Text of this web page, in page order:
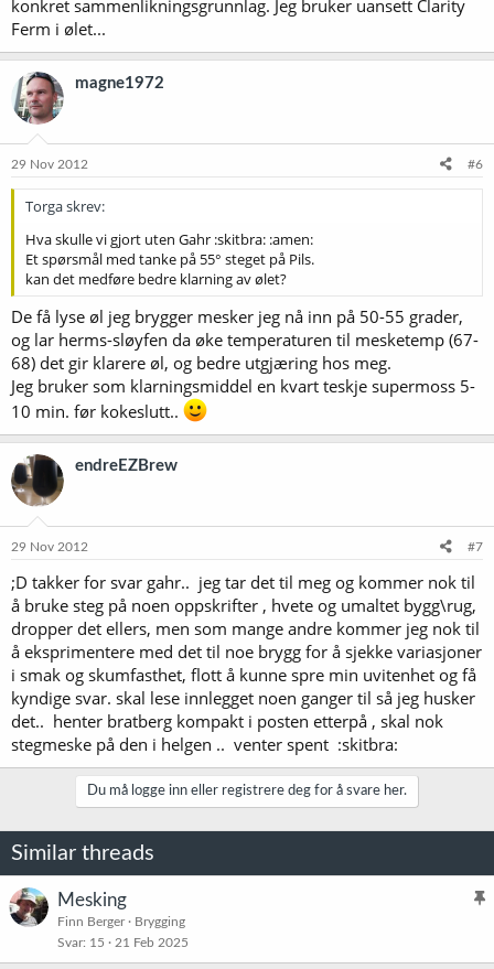
konkret sammenlikningsgrunnlag. Jeg bruker uansett Clarity
Ferm i ølet...
magne1972
29 Nov 2012 #6
Torga skrev:
Hva skulle vi gjort uten Gahr :skitbra: :amen:
Et spørsmål med tanke på 55° steget på Pils.
kan det medføre bedre klarning av ølet?
De få lyse øl jeg brygger mesker jeg nå inn på 50-55 grader,
og lar herms-sløyfen da øke temperaturen til mesketemp (67-
68) det gir klarere øl, og bedre utgjæring hos meg.
Jeg bruker som klarningsmiddel en kvart teskje supermoss 5-
10 min. før kokeslutt..
endreEZBrew
29 Nov 2012 #7
;D takker for svar gahr.. jeg tar det til meg og kommer nok til
å bruke steg på noen oppskrifter , hvete og umaltet bygg\rug,
dropper det ellers, men som mange andre kommer jeg nok til
å eksprimentere med det til noe brygg for å sjekke variasjoner
i smak og skumfasthet, flott å kunne spre min uvitenhet og få
kyndige svar. skal lese innlegget noen ganger til så jeg husker
det.. henter bratberg kompakt i posten etterpå , skal nok
stegmeske på den i helgen .. venter spent :skitbra:
Du må logge inn eller registrere deg for å svare her.
Similar threads
K
Mesking
Finn Berger
Brygging
Svar 15 21 Feb 2025